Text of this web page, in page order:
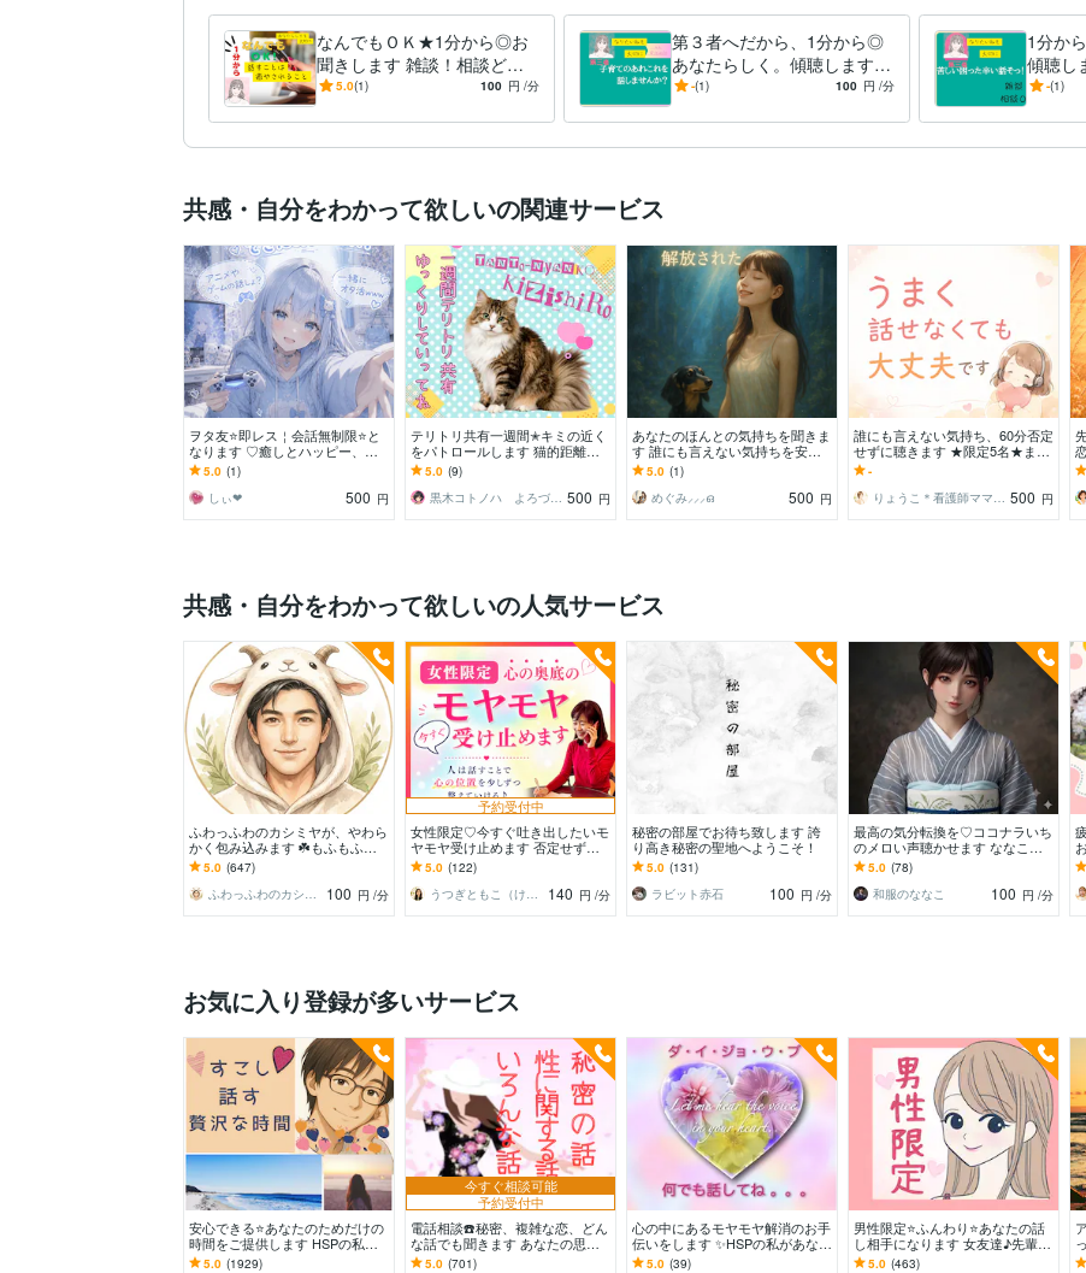
なんでもＯＫ★1分から◎お
聞きします 雑談！相談どち
らでも⚪︎ありのままで◎数分
5.0(1) 100 円 /分
第３者へだから、1分から◎
あなたらしく。傾聴します
ありのままで◎数分から◎話
-(1) 100 円 /分
1分か
傾聴し
康/お
-(1)
共感・自分をわかって欲しいの関連サービス
ヲタ友⭐️即レス￤会話無制限⭐️と
なります ♡癒しとハッピー、前
向きチャージ♡
5.0 (1)
しぃ❤︎
500 円
テリトリ共有一週間✭キミの近く
をパトロールします 猫的距離感
の7日間【ゆっくりしていって
ね】最終日は…!?
5.0 (9)
黒木コトノハ よろづ相談承り〼 500 円
あなたのほんとの気持ちを聞きま
す 誰にも言えない気持ちを安心
してお伝えください☆ミ
5.0 (1)
めぐみ⸝⸝⸝ഒ
500 円
誰にも言えない気持ち、60分否定
せずに聴きます ★限定5名★まと
まってなくても、そのままで大丈
夫☘️
-
りょうこ＊看護師ママのほっと相談室 500 円
共感・自分をわかって欲しいの人気サービス
ふわっふわのカシミヤが、やわら
かく包み込みます ☘️もふもふに
包まれて、心、ほどける☘️
5.0 (647)
ふわっふわのカシミヤ
100 円 /分
予約受付中
女性限定♡今すぐ吐き出したいモ
ヤモヤ受け止めます 否定せず優
しく寄り添います♪たまった想い
を吐き出して心に余白
5.0 (122)
うつぎともこ（けんちゃんママ♪）
140 円 /分
秘密の部屋でお待ち致します 誇
り高き秘密の聖地へようこそ！
5.0 (131)
ラビット赤石
100 円 /分
最高の気分転換を♡ココナラいち
のメロい声聴かせます ななこと
電話で雑談しよ♡今日は何おはな
しする？男女年齢不問
5.0 (78)
和服のななこ
100 円 /分
お気に入り登録が多いサービス
安心できる⭐️あなたのためだけの
時間をご提供します HSPの私が
あなたを全力で受け止めます。緊
5.0 (1929)
今すぐ相談可能
予約受付中
電話相談☎️秘密、複雑な恋、どん
な話でも聞きます あなたの思い
全て受け止めます！誰にも話せな
5.0 (701)
心の中にあるモヤモヤ解消のお手
伝いをします ✨HSPの私があなた
の心に寄り添い優しく受けとめま
5.0 (39)
男性限定⭐️ふんわり⭐️あなたの話
し相手になります 女友達♪先輩女
子♪いとこのお姉さんの感覚で♪
5.0 (463)